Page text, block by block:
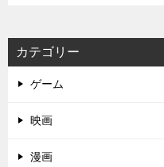
カテゴリー
ゲーム
映画
漫画